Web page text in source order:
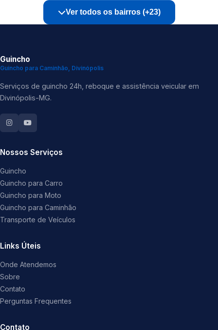
Ver todos os bairros (+23)
Guincho
Guincho para Caminhão, Divinópolis
Serviços de guincho 24h, reboque e assistência veicular em
Divinópolis-MG.
Nossos Serviços
Guincho
Guincho para Carro
Guincho para Moto
Guincho para Caminhão
Transporte de Veículos
Links Úteis
Onde Atendemos
Sobre
Contato
Perguntas Frequentes
Contato